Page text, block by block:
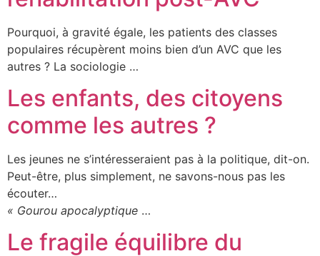
Pourquoi, à gravité égale, les patients des classes
populaires récupèrent moins bien d’un AVC que les
autres ? La sociologie …
Les enfants, des citoyens
comme les autres ?
Les jeunes ne s’intéresseraient pas à la politique, dit-on.
Peut-être, plus simplement, ne savons-nous pas les
écouter…
« Gourou apocalyptique …
Le fragile équilibre du